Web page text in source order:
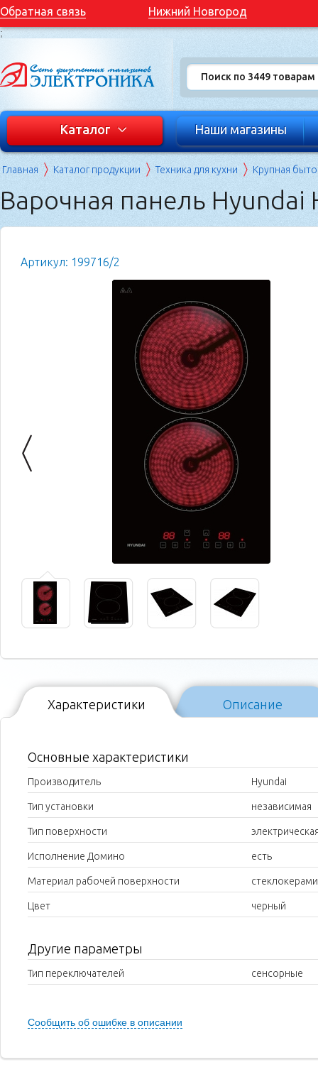
Обратная связь Нижний Новгород
;
Каталог Наши магазины
Главная Каталог продукции Техника для кухни Крупная
Варочная панель Hyundai
Артикул: 199716/2
Характеристики Описание
Основные характеристики
Производитель Hyundai
Тип установки независимая
Тип поверхности
Исполнение Домино есть
Материал рабочей поверхности
Цвет черный
Другие параметры
Тип переключателей сенсорные
Сообщить об ошибке в описании